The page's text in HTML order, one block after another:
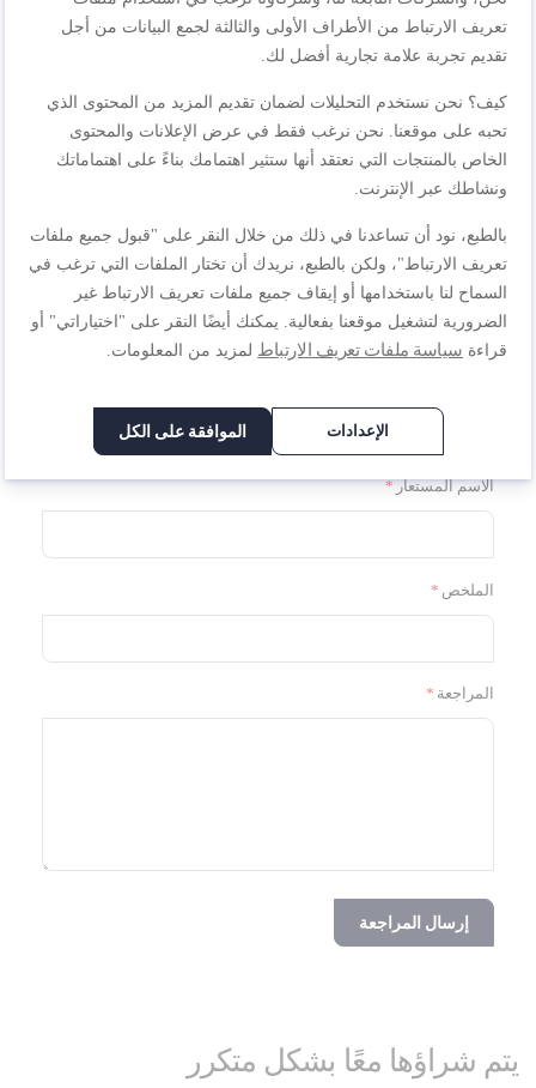
اكتب مراجعتك الخاصة
غلاية كهربائية | جود فالي | سعة 1.7 لتر | 2400 واط |
KI150D27
الجودة
1
نجمة
2
نجوم
3
نجوم
4
نجوم
5
نجوم
السعر
1
2
3
4
5
نجمة
نجوم
نجوم
نجوم
نجوم
الاسم المستعار
الملخص
المراجعة
إرسال المراجعة
يتم شراؤها معًا بشكل متكرر
تعريف الارتباط من الأطراف الأولى والثالثة لجمع البيانات من أجل
تقديم تجربة علامة تجارية أفضل لك.
كيف؟ نحن نستخدم التحليلات لضمان تقديم المزيد من المحتوى الذي
تحبه على موقعنا. نحن نرغب فقط في عرض الإعلانات والمحتوى
الخاص بالمنتجات التي نعتقد أنها ستثير اهتمامك بناءً على اهتماماتك
ونشاطك عبر الإنترنت.
بالطبع، نود أن تساعدنا في ذلك من خلال النقر على "قبول جميع ملفات
تعريف الارتباط"، ولكن بالطبع، نريدك أن تختار الملفات التي ترغب في
السماح لنا باستخدامها أو إيقاف جميع ملفات تعريف الارتباط غير
الضرورية لتشغيل موقعنا بفعالية. يمكنك أيضًا النقر على "اختياراتي" أو
قراءة سياسة ملفات تعريف الارتباط لمزيد من المعلومات.
الإعدادات الموافقة على الكل